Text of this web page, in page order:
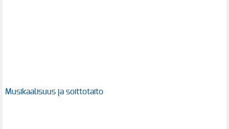
Musikaalisuus ja soittotaito